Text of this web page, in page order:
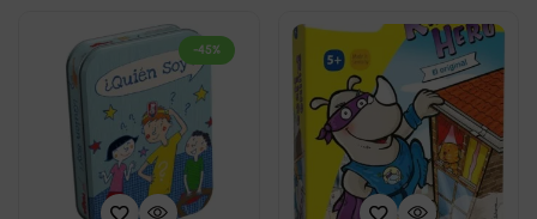
-45%